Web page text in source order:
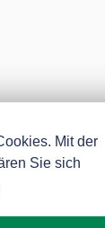
Mit der
Sie sich